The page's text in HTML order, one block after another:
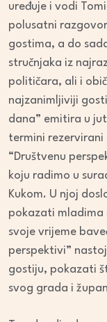
uređuje i vodi
polusatni
gostima, a do
stručnjaka iz
političara, ali i
najzanimljiviji
dana” emitira u
termini rezervirani
“Društvenu
koju radimo u
Kukom. U njoj
pokazati mladima
svoje vrijeme
perspektivi”
gostiju, pokazati
svog grada i